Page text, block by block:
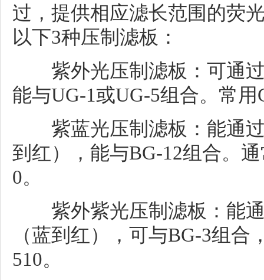
过，提供相应滤长范围的荧
以下3种压制滤板：
紫外光压制滤板：可通过
能与UG-1或UG-5组合。常
紫蓝光压制滤板：能通过
到红），能与BG-12组合。
0。
紫外紫光压制滤板：能通
（蓝到红），可与BG-3组
510。